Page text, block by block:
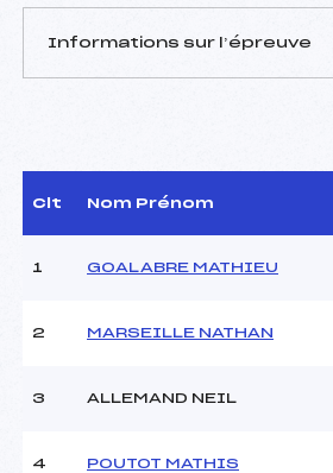
Informations sur l’épreuve
D.T Adjoint :
Dir. Epreuve :
KOT
CARACTÉRISTIQUES DE LA
Point Bas :
Clt Nom Prénom
1 GOALABRE MATHIEU
2 MARSEILLE NATHAN
3 ALLEMAND NEIL
4 POUTOT MATHIS